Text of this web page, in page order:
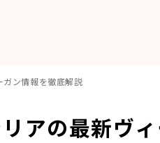
ン情報を徹底解説
アの最新ヴ